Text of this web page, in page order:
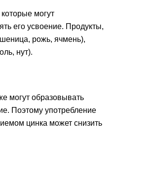
могут
его усвоение. Продукты,
рожь, ячмень),
нут).
могут образовывать
Поэтому употребление
цинка может снизить